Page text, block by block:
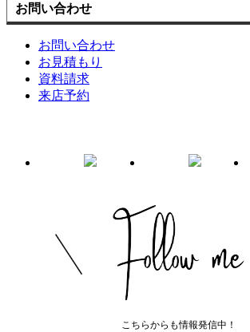
お問い合わせ
お問い合わせ
お見積もり
資料請求
来店予約
こちらからも情報発信中！